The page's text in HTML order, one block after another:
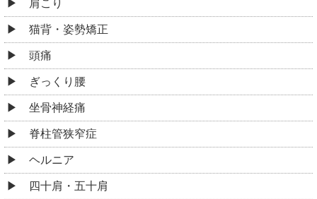
肩こり
猫背・姿勢矯正
頭痛
ぎっくり腰
坐骨神経痛
脊柱管狭窄症
ヘルニア
四十肩・五十肩